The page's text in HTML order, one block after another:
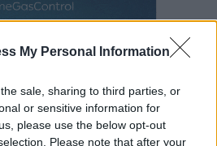
My Personal Information
sale, sharing to third parties, or
or sensitive information for
please use the below opt-out
Please note that after your